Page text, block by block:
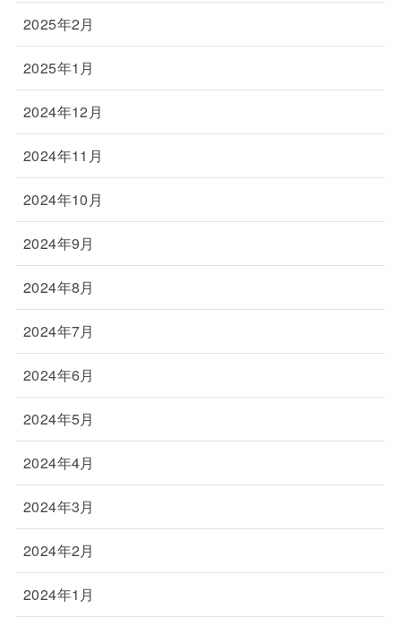
2025年2月
2025年1月
2024年12月
2024年11月
2024年10月
2024年9月
2024年8月
2024年7月
2024年6月
2024年5月
2024年4月
2024年3月
2024年2月
2024年1月